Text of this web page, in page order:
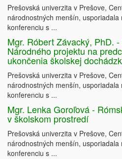
Prešovská univerzita v Prešove,
národnostných menšín,
konferenciu s ...
Mgr. Róbert Závacký, PhD.
Národného projektu na
ukončenia školskej
Prešovská univerzita v Prešove,
národnostných menšín,
konferenciu s ...
Mgr. Lenka Goroľová -
v školskom prostredí
Prešovská univerzita v Prešove,
národnostných menšín,
konferenciu s ...